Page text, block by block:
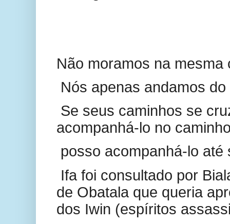
Não moramos na mesma
Nós apenas andamos
Se seus caminhos se
acompanhá-lo no
posso acompanhá-lo até
Ifa foi consultado por
de Obatala que queria
dos Iwin (espíritos